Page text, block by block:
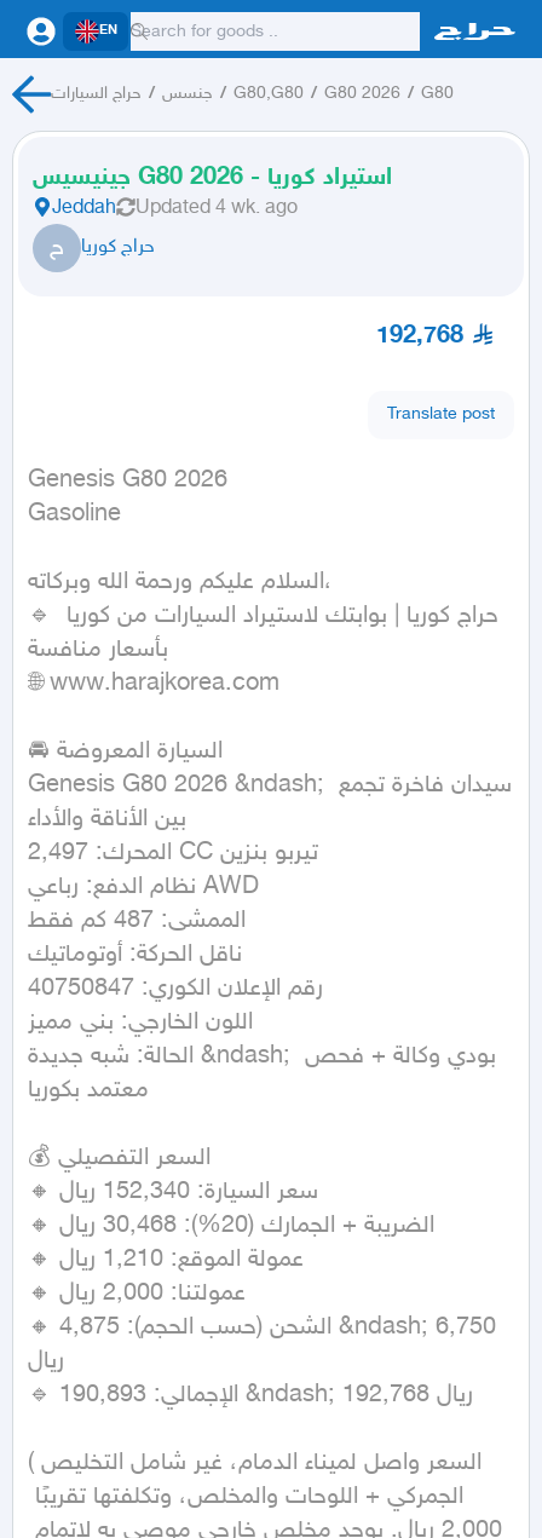
EN
حراج السيارات / جنسس / G80,G80 / G80 2026 / G80
جينيسيس G80 2026 - استيراد كوريا
Jeddah Updated 4 wk. ago
ح حراج كوريا
192,768
Translate post
Genesis G80 2026
Gasoline
السلام عليكم ورحمة الله وبركاته،
🔹 حراج كوريا | بوابتك لاستيراد السيارات من كوريا
بأسعار منافسة
🌐 www.harajkorea.com
🚘 السيارة المعروضة
Genesis G80 2026 &ndash; سيدان فاخرة تجمع
بين الأناقة والأداء
المحرك: 2,497 CC تيربو بنزين
نظام الدفع: رباعي AWD
الممشى: 487 كم فقط
ناقل الحركة: أوتوماتيك
رقم الإعلان الكوري: 40750847
اللون الخارجي: بني مميز
الحالة: شبه جديدة &ndash; بودي وكالة + فحص
معتمد بكوريا
💰 السعر التفصيلي
🔸 سعر السيارة: 152,340 ريال
🔸 الضريبة + الجمارك (20%): 30,468 ريال
🔸 عمولة الموقع: 1,210 ريال
🔸 عمولتنا: 2,000 ريال
🔸 الشحن (حسب الحجم): 4,875 &ndash; 6,750
ريال
🔹 الإجمالي: 190,893 &ndash; 192,768 ريال
(السعر واصل لميناء الدمام، غير شامل التخليص